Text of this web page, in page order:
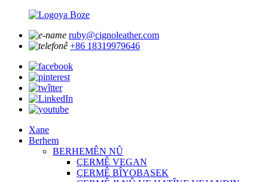
ruby@cignoleather.com
+86 18319979646
Xane
Berhem
BERHEMÊN NÛ
ÇERMÊ VEGAN
ÇERMÊ BÎYOBASEK